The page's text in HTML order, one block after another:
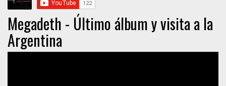
Megadeth - Último álbum y visita a la
Argentina